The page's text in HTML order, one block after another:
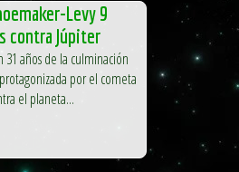
Levy 9
contra Júpiter
años de la culminación
por el cometa
el planeta...